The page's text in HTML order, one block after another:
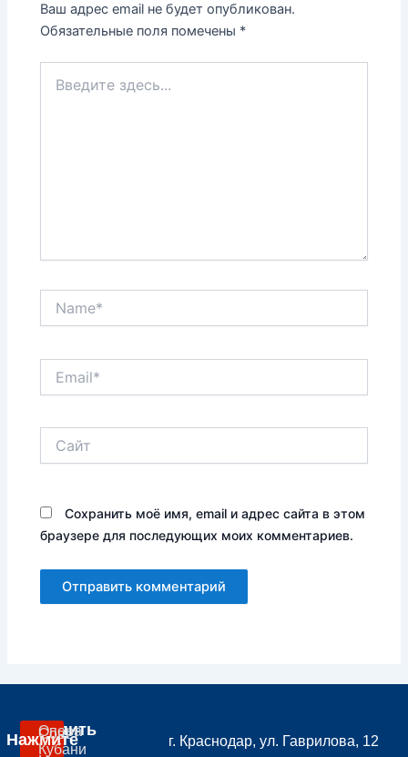
Ваш адрес email не будет опубликован.
Обязательные поля помечены *
здесь...
Сохранить моё имя, email и адрес сайта в этом
браузере для последующих моих комментариев.
Опора
Кубани
Совет
Вступить
В
Нажмите
г. Краснодар, ул. Гаврилова, 12